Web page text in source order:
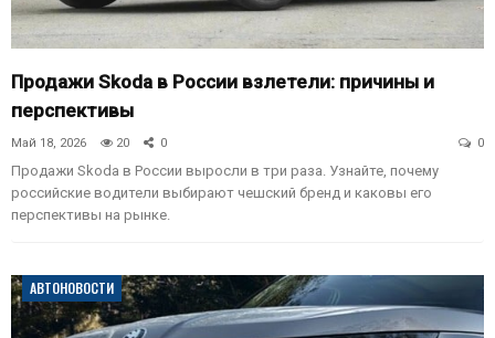
Продажи Skoda в России взлетели: причины и
перспективы
Май 18, 2026 20 0 0
Продажи Skoda в России выросли в три раза. Узнайте, почему
российские водители выбирают чешский бренд и каковы его
перспективы на рынке.
АВТОНОВОСТИ